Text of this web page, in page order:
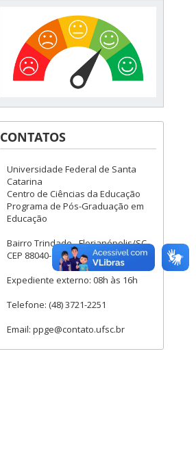
CONTATOS
Universidade Federal de Santa
Catarina
Centro de Ciências da Educação
Programa de Pós-Graduação em
Educação
Bairro Trindade - Florianópolis/SC
CEP 88040-900
Expediente externo: 08h às 16h
Telefone: (48) 3721-2251
Email: ppge@contato.ufsc.br